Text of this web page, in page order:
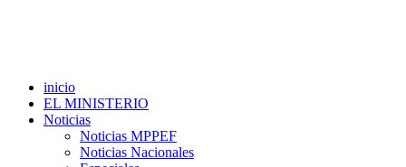
inicio
EL MINISTERIO
Noticias
Noticias MPPEF
Noticias Nacionales